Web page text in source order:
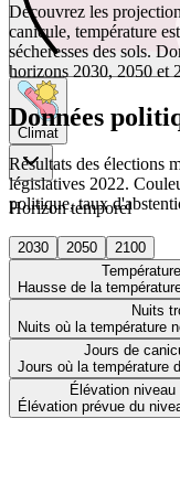
Climat
Horizon temporel
2030 2050
2100
Hausse de la
Nuits
Nuits où la température
Jours de
Jours où la température
Élévation niveau
Élévation prévue du
Découvrez les
canicule, température
sécheresses des sols.
horizons 2030, 2050 et
Données
Résultats des élections
législatives 2022.
politique, taux